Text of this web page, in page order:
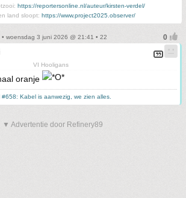
https://reportersonline.nl/auteur/kirsten-verdel/
land sloopt: https://www.project2025.observer/
• woensdag 3 juni 2026 @ 21:41 • 22
VI Hooligans
oranje
Kabel is aanwezig, we zien alles.
▼ Advertentie door Refinery89